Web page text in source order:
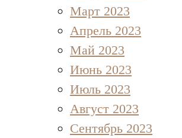
Март 2023
Апрель 2023
Май 2023
Июнь 2023
Июль 2023
Август 2023
Сентябрь 2023